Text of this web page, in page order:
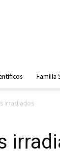
Familia
irradiados